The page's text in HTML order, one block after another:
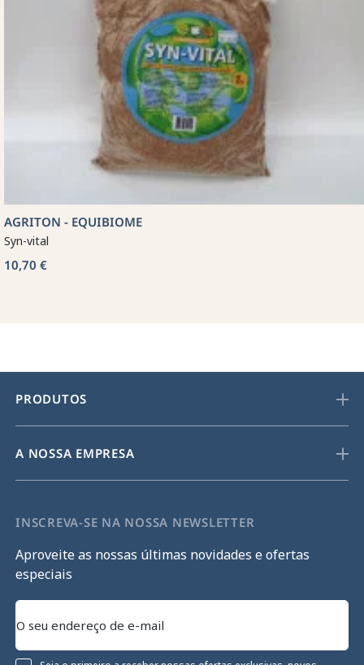
AGRITON - EQUIBIOME
Syn-vital
10,70 €
PRODUTOS
A NOSSA EMPRESA
INSCREVA-SE NA NOSSA NEWSLETTER
Aproveite as nossas últimas novidades e ofertas
especiais